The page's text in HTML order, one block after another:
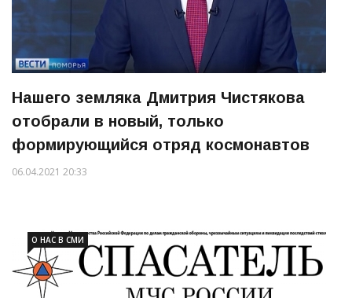
Нашего земляка Дмитрия Чистякова
отобрали в новый, только
формирующийся отряд космонавтов
06.04.2021 20:33
О НАС В СМИ